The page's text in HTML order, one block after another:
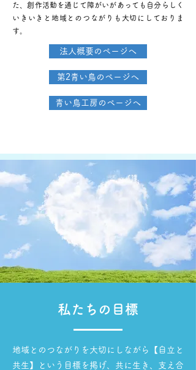
た、創作活動を通じて障がいがあっても自分らしく
いきいきと地域とのつながりも大切にしておりま
す。
青い鳥工房のページへ
第2青い鳥のページへ
法人概要のページへ
私たちの目標
地域とのつながりを大切にしながら【自立と
共生】という目標を掲げ、共に生き、支え合